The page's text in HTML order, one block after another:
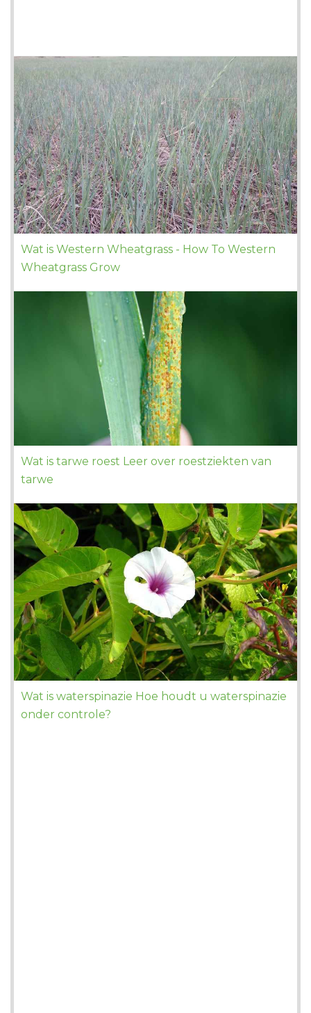
Wat is Western Wheatgrass - How To Western
Wheatgrass Grow
Wat is tarwe roest Leer over roestziekten van
tarwe
Wat is waterspinazie Hoe houdt u waterspinazie
onder controle?